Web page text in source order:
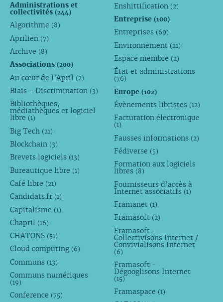
Administrations et
collectivités (244)
Algorithme (8)
Aprilien (7)
Archive (8)
Associations (200)
Au cœur de l’April (2)
Biais - Discrimination (3)
Bibliothèques,
médiathèques et logiciel
libre (1)
Big Tech (21)
Blockchain (3)
Brevets logiciels (13)
Bureautique libre (1)
Café libre (21)
Candidats.fr (1)
Capitalisme (1)
Chapril (16)
CHATONS (51)
Cloud computing (6)
Communs (13)
Communs numériques
(19)
Conference (75)
Enshittification (2)
Entreprise(100)
Entreprises (69)
Environnement (21)
Espace membre (2)
État et administrations
(76)
Europe(102)
Évènements libristes (12)
Facturation électronique
(1)
Fausses informations (2)
Fédiverse (5)
Formation aux logiciels
libres (8)
Fournisseurs d’accès à
Internet associatifs (1)
Framanet (1)
Framasoft (2)
Framasoft -
Collectivisons Internet /
Convivialisons Internet
(6)
Framasoft -
Dégooglisons Internet
(15)
Framaspace (1)